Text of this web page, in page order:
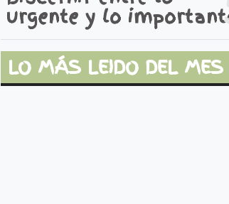
¿Eligen las
putas? o
acerca de la
La
Moral
urgente y lo
LO MÁS LEIDO DEL MES